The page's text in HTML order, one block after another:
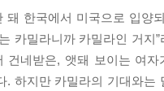
럼, 모든 감춰진 이야기 속
인의 욕망을 지렛대 삼아 스
엄마가 나를 낳아서 내가
돼 한국에서 미국으로 입양
카밀라니까 카밀라인 거
건네받은, 앳돼 보이는 여
. 하지만 카밀라의 기대와